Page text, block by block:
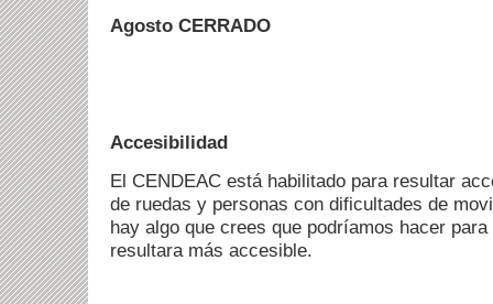
Agosto CERRADO
Accesibilidad
El CENDEAC está habilitado para resultar
de ruedas y personas con dificultades de
hay algo que crees que podríamos hacer
resultara más accesible.